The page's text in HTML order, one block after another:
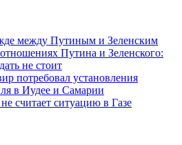
между Путиным и Зеленским
Путина и Зеленского:
не стоит
потребовал установления
в Иудее и Самарии
считает ситуацию в Газе